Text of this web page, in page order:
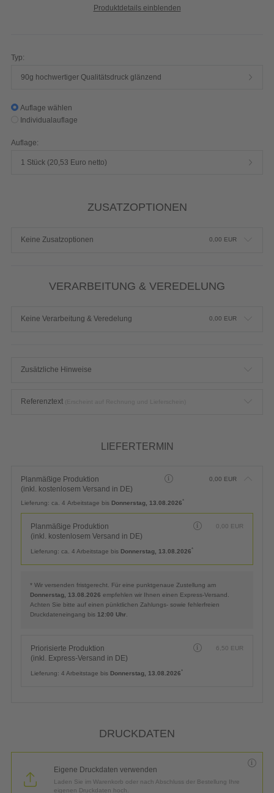
Produktdetails einblenden
Typ:
90g hochwertiger Qualitätsdruck glänzend
Auflage wählen
Individualauflage
Auflage:
1 Stück (20,53 Euro netto)
ZUSATZOPTIONEN
Keine Zusatzoptionen 0,00 EUR
VERARBEITUNG & VEREDELUNG
Keine Verarbeitung & Veredelung 0,00 EUR
Zusätzliche Hinweise
Referenztext
LIEFERTERMIN
Planmäßige Produktion
(inkl. kostenlosem Versand in DE)
0,00 EUR
Lieferung: ca. 4 Arbeitstage bis Donnerstag, 13.08.2026*
Planmäßige Produktion
(inkl. kostenlosem Versand in DE)
0,00 EUR
Lieferung: ca. 4 Arbeitstage bis Donnerstag, 13.08.2026*
* Wir versenden fristgerecht. Für eine punktgenaue Zustellung am
Donnerstag, 13.08.2026 empfehlen wir Ihnen einen Express-Versand.
Achten Sie bitte auf einen pünktlichen Zahlungs- sowie fehlerfreien
Druckdateneingang bis 12:00 Uhr
Priorisierte Produktion
(inkl. Express-Versand in DE)
6,50 EUR
Lieferung: 4 Arbeitstage bis Donnerstag, 13.08.2026*
DRUCKDATEN
Eigene Druckdaten verwenden
Laden Sie im Warenkorb oder nach Abschluss der Bestellung Ihre
eigenen Druckdaten hoch.